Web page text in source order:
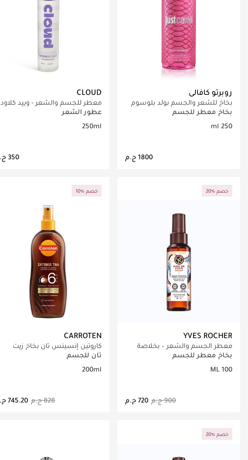
روبرتو كافالي
بخاخ للشعر والجسم بولد بلوسوم
250 مل
بخاخ معطر للجسم
250 ml
CLOUD
معطر للجسم والشعر - ويپد كلاود​
عطور الشعر
250ml
⁦350⁩ ج.م
20% خصم
YVES ROCHER
معطر الجسم والشعر – بخلاصة
جوز الهند
بخاخ معطر للجسم
100 ML
⁦900⁩ ج.م
10% خصم
CARROTEN
كاروتين إنسينس تان بخاخ زيت
تسمير SPF 6 - 200 مل
تان للجسم
200ml
⁦828⁩ ج.م ⁦745.20⁩ ج.م
20% خصم